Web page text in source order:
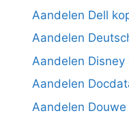
Aandelen Dell
Aandelen
Aandelen Disney
Aandelen
Aandelen